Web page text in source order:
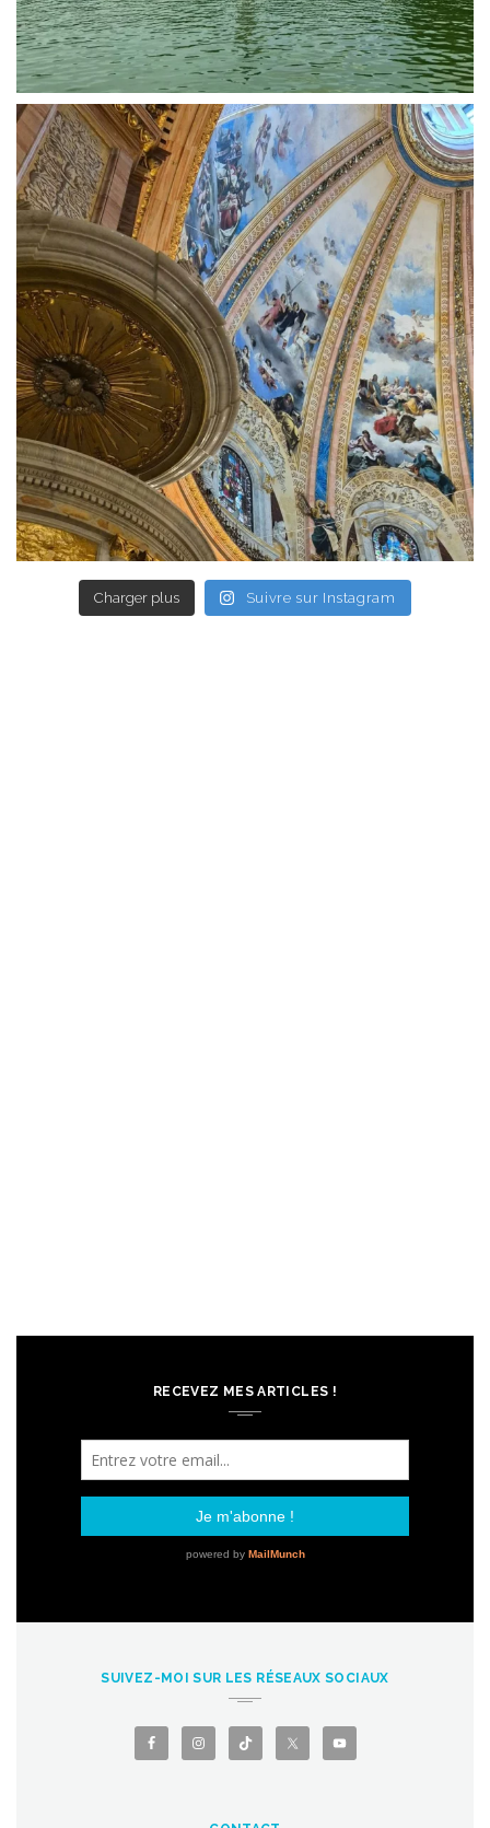
Charger plus Suivre sur Instagram
RECEVEZ MES ARTICLES !
SUIVEZ-MOI SUR LES RÉSEAUX SOCIAUX